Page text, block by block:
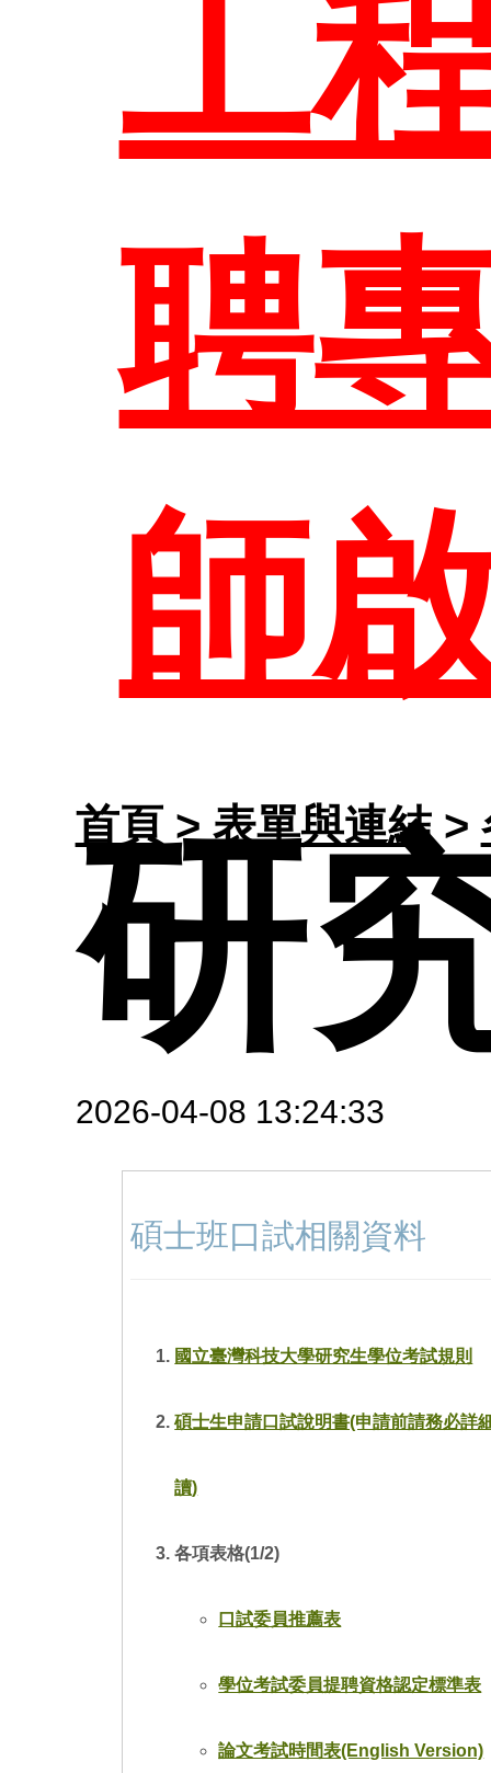
主
訊
職
路
課
圖
大
教
結
教
招
區
研
招
介
碩
修
關
專
程
參
表
校
學
活
請
獎
系
系
告
招
工
聘
師
首頁>表單與連結>
研
2026-04-08 13:24:33
碩士班口試相關資料
國立臺灣科技大學研究生學位考試規則
碩士生申請口試說明書(申請前請務必詳
讀)
各項表格(1/2)
口試委員推薦表
學位考試委員提聘資格認定標準表
論文考試時間表(English Version)